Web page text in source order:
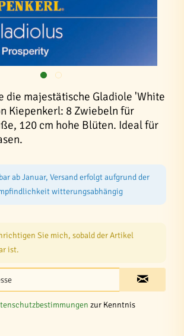
die majestätische Gladiole 'White
Kiepenkerl: 8 Zwiebeln für
120 cm hohe Blüten. Ideal für
ab Januar, Versand erfolgt aufgrund der
witterungsabhängig
Sie mich, sobald der Artikel
ist.
zur Kenntnis